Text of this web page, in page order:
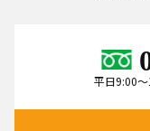
平日9:00～